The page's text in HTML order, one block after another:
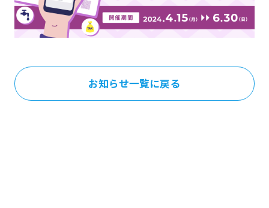
お知らせ一覧に戻る